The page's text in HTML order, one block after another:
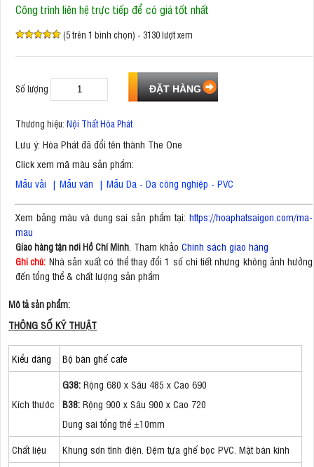
Công trình liên hệ trực tiếp để có giá tốt nhất
(5 trên 1 bình chọn) - 3130 lượt xem
Số lượng
Thương hiệu: Nội Thất Hòa Phát
Lưu ý: Hòa Phát đã đổi tên thành The One
Click xem mã màu sản phẩm:
Mẫu vải | Mẫu ván | Mẫu Da - Da công nghiệp - PVC
Xem bảng màu và dung sai sản phẩm tại: https://hoaphatsaigon.com/ma-
mau
Giao hàng tận nơi Hồ Chí Minh . Tham khảo Chính sách giao hàng
Ghi chú: Nhà sản xuất có thể thay đổi 1 số chi tiết nhưng không ảnh hưởng
đến tổng thể & chất lượng sản phẩm
Mô tả sản phẩm:
THÔNG SỐ KỸ THUẬT
Kiểu dáng Bộ bàn ghế cafe
Kích thước
G38: Rộng 680 x Sâu 485 x Cao 690
B38: Rộng 900 x Sâu 900 x Cao 720
​​Dung sai tổng thể ±10mm
Chất liệu
Khung sơn tĩnh điện. Đệm tựa ghế bọc PVC. Mặt bàn kính